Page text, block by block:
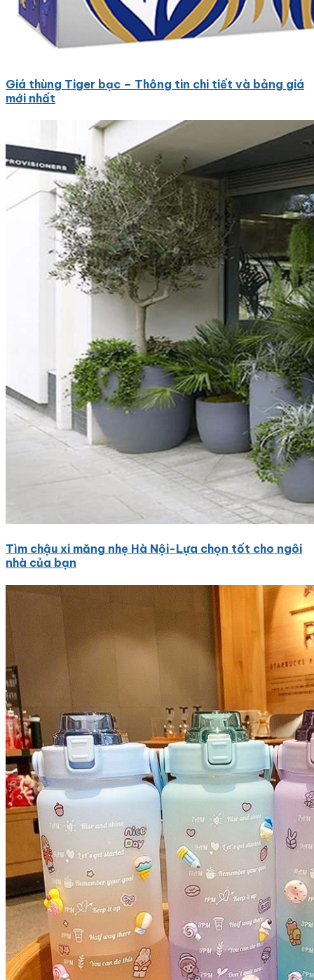
Giá thùng Tiger bạc – Thông tin chi tiết và bảng giá
mới nhất
Tìm chậu xi măng nhẹ Hà Nội-Lựa chọn tốt cho ngôi
nhà của bạn